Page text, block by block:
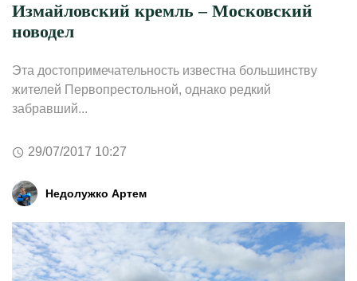
Измайловский кремль – Московский
новодел
Эта достопримечательность известна большинству
жителей Первопрестольной, однако редкий
забравший...
29/07/2017 10:27
Недолужко Артем